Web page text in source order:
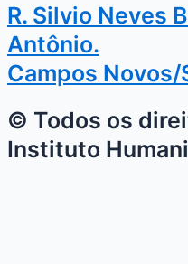
R. Silvio Neves
Antônio.
Campos Novos/
© Todos os
Instituto